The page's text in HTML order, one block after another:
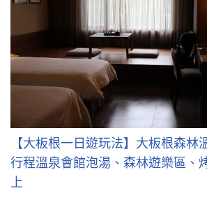
【大板根一日遊玩法】大板根森林
行程溫泉會館泡湯、森林遊樂區、
上